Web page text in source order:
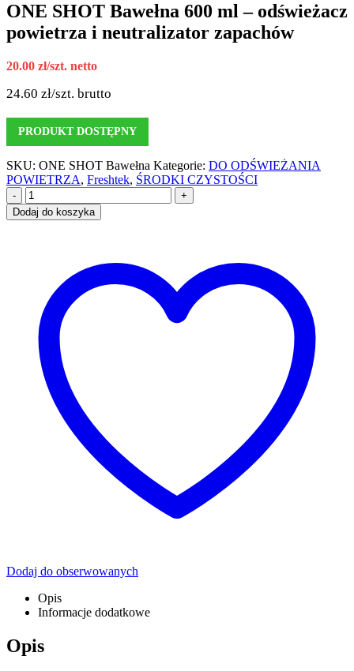
ONE SHOT Bawełna 600 ml – odświeżacz
powietrza i neutralizator zapachów
20.00 zł/szt. netto
24.60 zł/szt. brutto
PRODUKT DOSTĘPNY
SKU: ONE SHOT Bawełna Kategorie: DO ODŚWIEŻANIA
POWIETRZA, Freshtek, ŚRODKI CZYSTOŚCI
-
+
Dodaj do koszyka
Dodaj do obserwowanych
Opis
Informacje dodatkowe
Opis